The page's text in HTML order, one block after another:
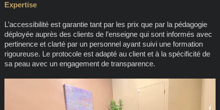
Expertise
L’accessibilité est garantie tant par les prix que par la pédagogie
déployée auprès des clients de l’enseigne qui sont informés avec
pertinence et clarté par un personnel ayant suivi une formation
rigoureuse. Le protocole est adapté au client et à la spécificité de
sa peau avec un engagement de transparence.